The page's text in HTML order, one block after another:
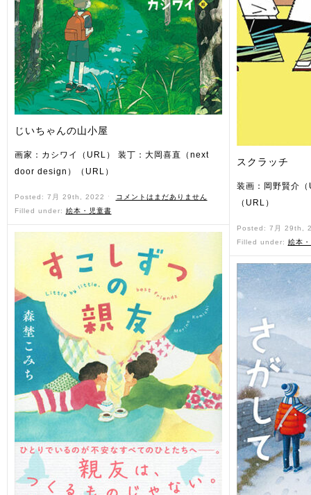
じいちゃんの山小屋
画家：カシワイ（URL） 装丁：大岡喜直（next
door design）（URL）
Posted: 7月 29th, 2022 ˑ
コメントはまだありません
Filled under: 絵本・児童書
スクラッチ
装画：岡野賢介
（URL）
Posted: 7月 29th,
Filled under: 絵本